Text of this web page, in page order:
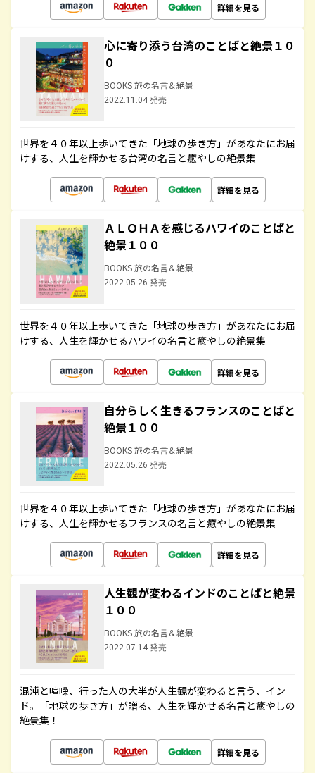
詳細を見る
心に寄り添う台湾のことばと絶景１０
０
BOOKS 旅の名言＆絶景
2022.11.04 発売
世界を４０年以上歩いてきた「地球の歩き方」があなたにお届
けする、人生を輝かせる台湾の名言と癒やしの絶景集
詳細を見る
ＡＬＯＨＡを感じるハワイのことばと
絶景１００
BOOKS 旅の名言＆絶景
2022.05.26 発売
世界を４０年以上歩いてきた「地球の歩き方」があなたにお届
けする、人生を輝かせるハワイの名言と癒やしの絶景集
詳細を見る
自分らしく生きるフランスのことばと
絶景１００
BOOKS 旅の名言＆絶景
2022.05.26 発売
世界を４０年以上歩いてきた「地球の歩き方」があなたにお届
けする、人生を輝かせるフランスの名言と癒やしの絶景集
詳細を見る
人生観が変わるインドのことばと絶景
１００
BOOKS 旅の名言＆絶景
2022.07.14 発売
混沌と喧噪、行った人の大半が人生観が変わると言う、イン
ド。「地球の歩き方」が贈る、人生を輝かせる名言と癒やしの
絶景集！
詳細を見る